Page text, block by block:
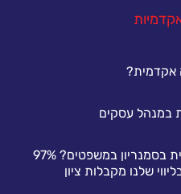
אקדמית?
במנהל עסקים
זקוקים לסיוע בכתיבת אקדמית בסמנריון במשפטים? 97%
שלנו מקבלות ציון